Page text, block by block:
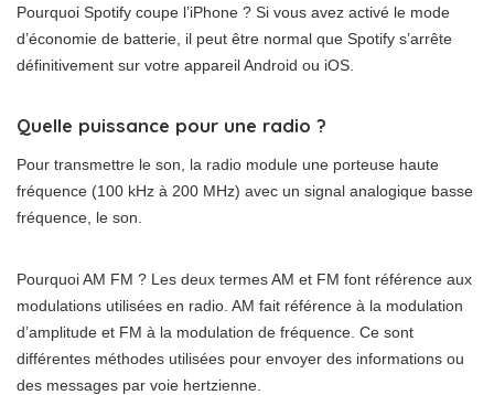
Pourquoi Spotify coupe l’iPhone ? Si vous avez activé le mode
d’économie de batterie, il peut être normal que Spotify s’arrête
définitivement sur votre appareil Android ou iOS.
Quelle puissance pour une radio ?
Pour transmettre le son, la radio module une porteuse haute
fréquence (100 kHz à 200 MHz) avec un signal analogique basse
fréquence, le son.
Pourquoi AM FM ? Les deux termes AM et FM font référence aux
modulations utilisées en radio. AM fait référence à la modulation
d’amplitude et FM à la modulation de fréquence. Ce sont
différentes méthodes utilisées pour envoyer des informations ou
des messages par voie hertzienne.